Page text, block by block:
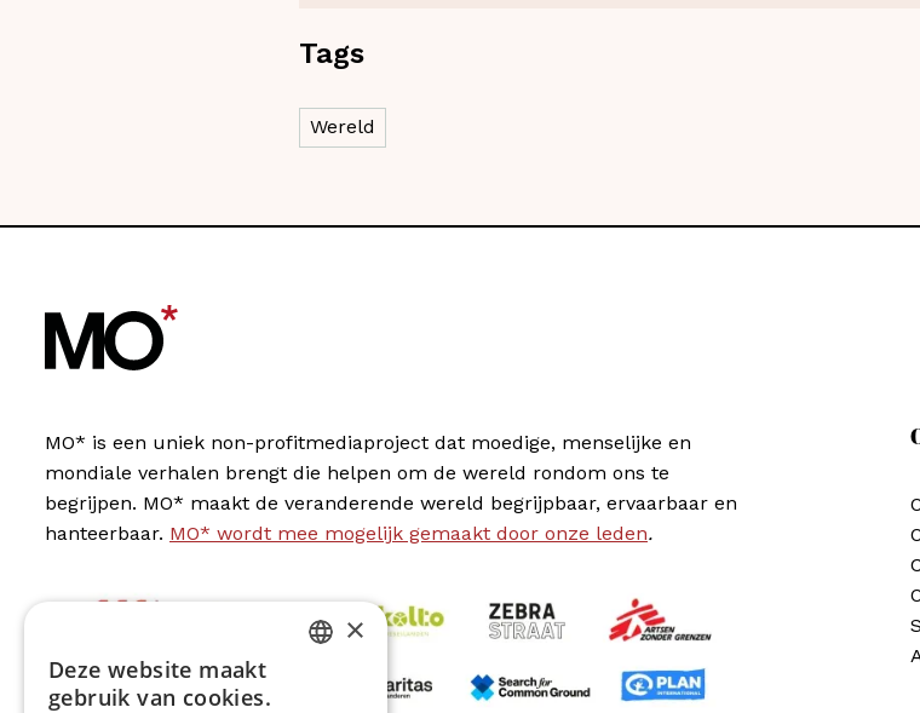
Tags
Wereld
MO* is een uniek non-profitmediaproject dat moedige, menselijke en
mondiale verhalen brengt die helpen om de wereld rondom ons te
begrijpen. MO* maakt de veranderende wereld begrijpbaar, ervaarbaar en
hanteerbaar. MO* wordt mee mogelijk gemaakt door onze leden.
×
Deze website maakt
gebruik van cookies.